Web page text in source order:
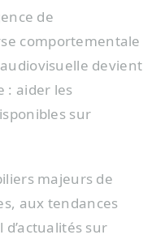
de
comportementale
devient
: aider les
sur
majeurs de
aux tendances
sur